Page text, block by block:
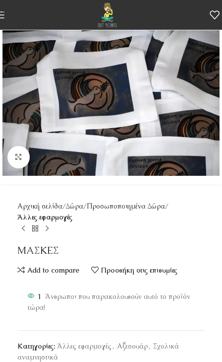
Skip to navigation
Skip to main content
Κάντε κλικ για μεγέθυνση
Αρχική σελίδα Δώρα Προσωποποιημένα Δώρα
Άλλες εφαρμογές
ΜΑΣΚΕΣ
Add to compare Προσθήκη στις επιθυμίες
1 Άνθρωποι που παρακολουθούν αυτό το προϊόν
τώρα!
Κατηγορίες: Άλλες εφαρμογές , Αξεσουάρ, Σχολικά
αναμνηστικά